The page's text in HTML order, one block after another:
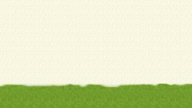
ぱくすく食堂個人情報
m
個人情報を与えることは
意をいただけない場合に
お問い合わせ・ご相談へ